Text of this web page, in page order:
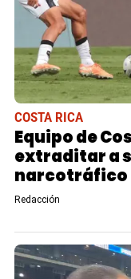
COSTA RICA
Equipo de
extraditar a
narcotráfico
Redacción